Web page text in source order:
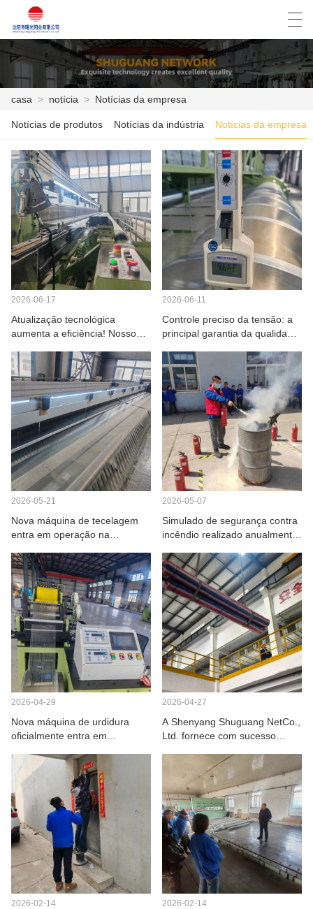
PRODUTOS
NOTÍCIA
CASO
SHOW DE FÁBRICA
FALE CONOSCO
SOBRE NÓS
العربية Deutsch English Español
casa > notícia > Notícias da empresa
Notícias de produtos Notícias da indústria Notícias da empresa
2026-06-17
Atualização tecnológica
aumenta a eficiência! Nosso
melhoria da qualidade e da
produção de malha PPS.
2026-06-11
Controle preciso da tensão: a
principal garantia da qualidade
Netting.
2026-05-21
Nova máquina de tecelagem
entra em operação na
Mesh Co., Ltd. – Maior
capacidade e melhor
qualidade.
2026-05-07
Simulado de segurança contra
incêndio realizado anualmente
Industry Co., Ltd.
2026-04-29
Nova máquina de urdidura
oficialmente entra em
2026-04-27
A Shenyang Shuguang NetCo.,
Ltd. fornece com sucesso
espirais de alta qualidade e
recebe grande reconhecimento
dos clientes.
2026-02-14 2026-02-14